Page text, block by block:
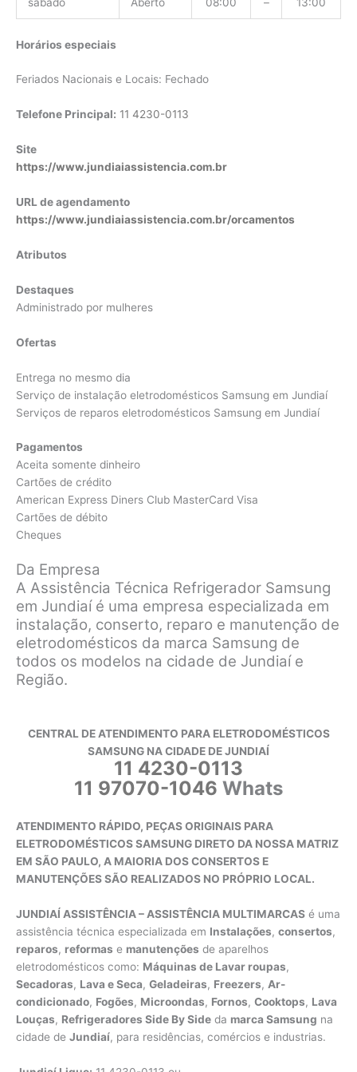
Horários especiais
Feriados Nacionais e Locais: Fechado
Telefone Principal: 11 4230-0113
Site
https://www.jundiaiassistencia.com.br
URL de agendamento
https://www.jundiaiassistencia.com.br/orcamentos
Atributos
Destaques
Administrado por mulheres
Ofertas
Entrega no mesmo dia
Serviço de instalação eletrodomésticos Samsung em Jundiaí
Serviços de reparos eletrodomésticos Samsung em Jundiaí
Pagamentos
Aceita somente dinheiro
Cartões de crédito
American Express Diners Club MasterCard Visa
Cartões de débito
Cheques
Da Empresa
A Assistência Técnica Refrigerador Samsung
em Jundiaí é uma empresa especializada em
instalação, conserto, reparo e manutenção de
eletrodomésticos da marca Samsung de
todos os modelos na cidade de Jundiaí e
Região.
CENTRAL DE ATENDIMENTO PARA ELETRODOMÉSTICOS
SAMSUNG NA CIDADE DE JUNDIAÍ
11 4230-0113
11 97070-1046 Whats
ATENDIMENTO RÁPIDO, PEÇAS ORIGINAIS PARA
ELETRODOMÉSTICOS SAMSUNG DIRETO DA NOSSA MATRIZ
EM SÃO PAULO, A MAIORIA DOS CONSERTOS E
MANUTENÇÕES SÃO REALIZADOS NO PRÓPRIO LOCAL.
JUNDIAÍ ASSISTÊNCIA – ASSISTÊNCIA MULTIMARCAS é uma
assistência técnica especializada em Instalações, consertos,
reparos, reformas e manutenções de aparelhos
eletrodomésticos como: Máquinas de Lavar roupas,
Secadoras, Lava e Seca, Geladeiras, Freezers, Ar-
condicionado, Fogões, Microondas, Fornos, Cooktops, Lava
Louças, Refrigeradores Side By Side da marca Samsung na
cidade de Jundiaí, para residências, comércios e industrias.